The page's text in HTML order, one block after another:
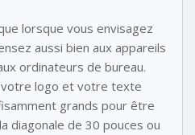
lorsque vous envisagez
aussi bien aux appareils
ordinateurs de bureau.
votre logo et votre texte
grands pour être
diagonale de 30 pouces ou